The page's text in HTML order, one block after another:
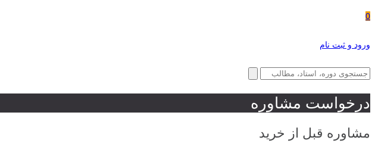
0
ورود و ثبت نام
درخواست مشاوره
مشاوره قبل از خرید